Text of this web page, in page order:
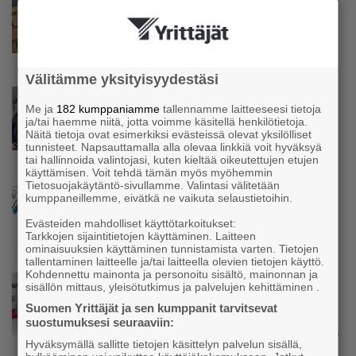
Pohjois-Karjalan Yrittäjät: YEL-uudistuksen
suunta oikea – yrittäjän todellinen tilanne ja
maksujen kohtuullisuus varmistettava
Parikkalassa toimii yhä liike, jollainen alkaa
olla muualla harvinaisuus – Yrittäjä Hilkka
Myllylä tuntee asiakkaidensa jalat kuin
omansa
Uutinen
Katso lista
Uutinen
Kolmesta syövästä, uupumuksista ja
syömishäiriöstä selvinnyt Mira Rinne: ”Kun
olen katsonut useasti kuolemaa silmiin, olen
oppinut kestämään myös yrittäjyyteen
Välitämme yksityisyydestäsi
Me ja 182 kumppaniamme tallennamme laitteeseesi tietoja
ja/tai haemme niitä, jotta voimme käsitellä henkilötietoja.
Näitä tietoja ovat esimerkiksi evästeissä olevat yksilölliset
tunnisteet. Napsauttamalla alla olevaa linkkiä voit hyväksyä
tai hallinnoida valintojasi, kuten kieltää oikeutettujen etujen
käyttämisen. Voit tehdä tämän myös myöhemmin
Tietosuojakäytäntö-sivullamme. Valintasi välitetään
kumppaneillemme, eivätkä ne vaikuta selaustietoihin.
Evästeiden mahdolliset käyttötarkoitukset:
Tarkkojen sijaintitietojen käyttäminen. Laitteen
ominaisuuksien käyttäminen tunnistamista varten. Tietojen
tallentaminen laitteelle ja/tai laitteella olevien tietojen käyttö.
Kohdennettu mainonta ja personoitu sisältö, mainonnan ja
sisällön mittaus, yleisötutkimus ja palvelujen kehittäminen .
Suomen Yrittäjät ja sen kumppanit tarvitsevat
suostumuksesi seuraaviin:
Hyväksymällä sallitte tietojen käsittelyn palvelun sisällä,